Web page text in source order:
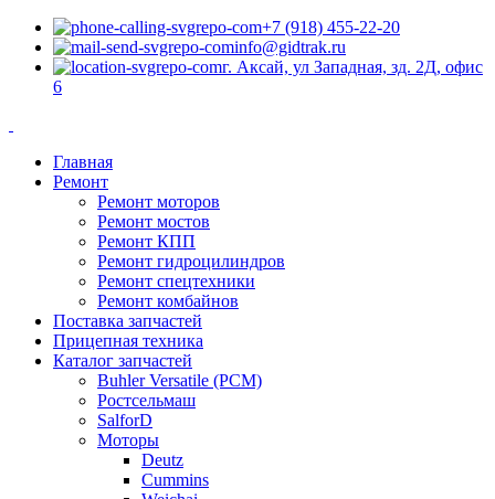
+7 (918) 455-22-20
info@gidtrak.ru
г. Аксай, ул Западная, зд. 2Д, офис
6
Главная
Ремонт
Ремонт моторов
Ремонт мостов
Ремонт КПП
Ремонт гидроцилиндров
Ремонт спецтехники
Ремонт комбайнов
Поставка запчастей
Прицепная техника
Каталог запчастей
Buhler Versatile (РСМ)
Ростсельмаш
SalforD
Моторы
Deutz
Cummins